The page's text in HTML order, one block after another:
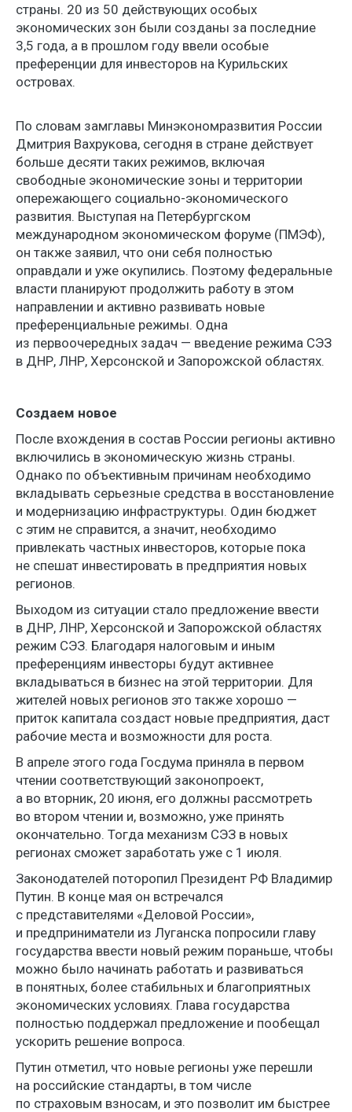
страны. 20 из 50 действующих особых
экономических зон были созданы за последние
3,5 года, а в прошлом году ввели особые
преференции для инвесторов на Курильских
островах.
По словам замглавы Минэкономразвития России
Дмитрия Вахрукова, сегодня в стране действует
больше десяти таких режимов, включая
свободные экономические зоны и территории
опережающего социально-экономического
развития. Выступая на Петербургском
международном экономическом форуме (ПМЭФ),
он также заявил, что они себя полностью
оправдали и уже окупились. Поэтому федеральные
власти планируют продолжить работу в этом
направлении и активно развивать новые
преференциальные режимы. Одна
из первоочередных задач — введение режима СЭЗ
в ДНР, ЛНР, Херсонской и Запорожской областях.
Создаем новое
После вхождения в состав России регионы активно
включились в экономическую жизнь страны.
Однако по объективным причинам необходимо
вкладывать серьезные средства в восстановление
и модернизацию инфраструктуры. Один бюджет
с этим не справится, а значит, необходимо
привлекать частных инвесторов, которые пока
не спешат инвестировать в предприятия новых
регионов.
Выходом из ситуации стало предложение ввести
в ДНР, ЛНР, Херсонской и Запорожской областях
режим СЭЗ. Благодаря налоговым и иным
преференциям инвесторы будут активнее
вкладываться в бизнес на этой территории. Для
жителей новых регионов это также хорошо —
приток капитала создаст новые предприятия, даст
рабочие места и возможности для роста.
В апреле этого года Госдума приняла в первом
чтении соответствующий законопроект,
а во вторник, 20 июня, его должны рассмотреть
во втором чтении и, возможно, уже принять
окончательно. Тогда механизм СЭЗ в новых
регионах сможет заработать уже с 1 июля.
Законодателей поторопил Президент РФ Владимир
Путин. В конце мая он встречался
с представителями «Деловой России»,
и предприниматели из Луганска попросили главу
государства ввести новый режим пораньше, чтобы
можно было начинать работать и развиваться
в понятных, более стабильных и благоприятных
экономических условиях. Глава государства
полностью поддержал предложение и пообещал
ускорить решение вопроса.
Путин отметил, что новые регионы уже перешли
на российские стандарты, в том числе
по страховым взносам, и это позволит им быстрее